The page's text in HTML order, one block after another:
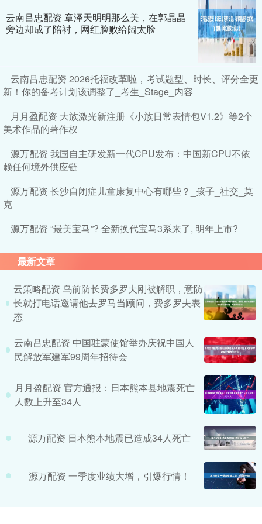
云南吕忠配资 章泽天明明那么美，在郭晶晶
旁边却成了陪衬，网红脸败给阔太脸
云南吕忠配资 2026托福改革啦，考试题型、时长、评分全更
新！你的备考计划该调整了_考生_Stage_内容
月月盈配资 大族激光新注册《小族日常表情包V1.2》等2个
美术作品的著作权
源万配资 我国自主研发新一代CPU发布：中国新CPU不依
赖任何境外供应链
源万配资 长沙自闭症儿童康复中心有哪些？_孩子_社交_莫
克
源万配资 “最美宝马”? 全新换代宝马3系来了, 明年上市?
最新文章
云策略配资 乌前防长费多罗夫刚被解职，意防
长就打电话邀请他去罗马当顾问，费多罗夫表
态
云南吕忠配资 中国驻蒙使馆举办庆祝中国人
民解放军建军99周年招待会
月月盈配资 官方通报：日本熊本县地震死亡
人数上升至34人
源万配资 日本熊本地震已造成34人死亡
源万配资 一季度业绩大增，引爆行情！